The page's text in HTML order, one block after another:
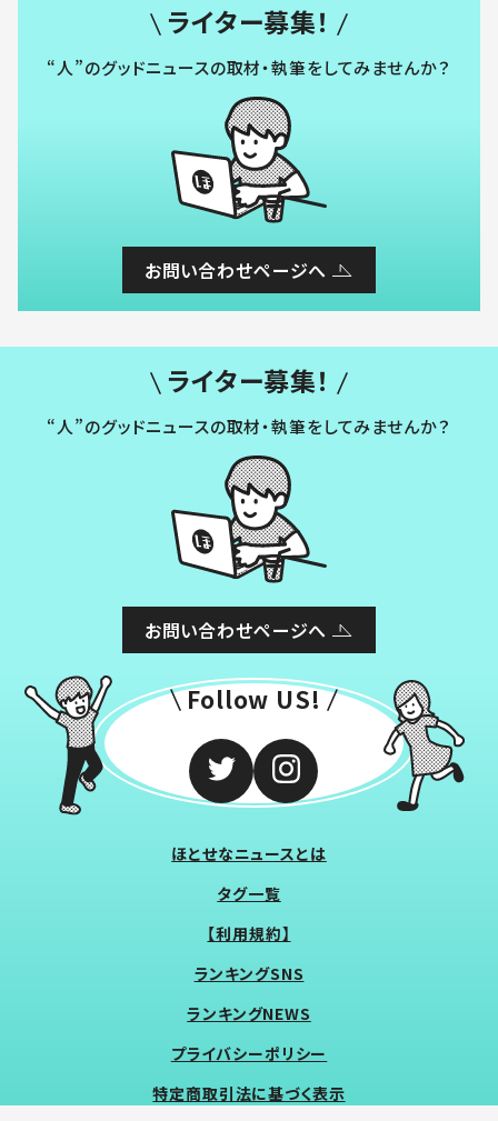
ライター募集！
“人”のグッドニュースの取材・執筆をしてみませんか？
お問い合わせページへ
ライター募集！
“人”のグッドニュースの取材・執筆をしてみませんか？
お問い合わせページへ
Follow US!
ほとせなニュースとは
タグ一覧
【利用規約】
ランキングSNS
ランキングNEWS
プライバシーポリシー
特定商取引法に基づく表示